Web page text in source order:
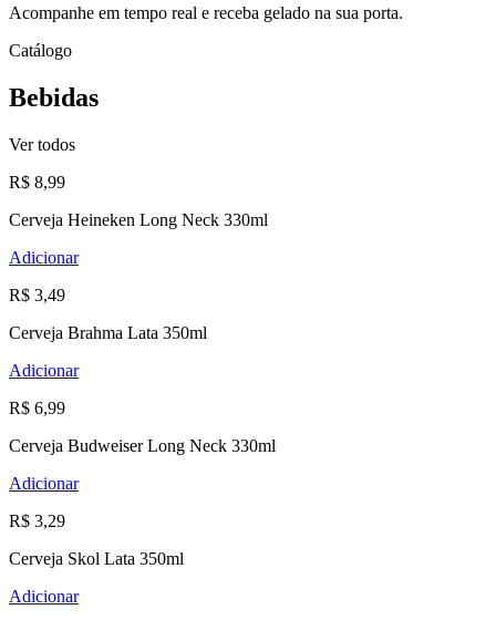
Acompanhe em tempo real e receba gelado na sua porta.
Catálogo
Bebidas
Ver todos
R$ 8,99
Cerveja Heineken Long Neck 330ml
Adicionar
R$ 3,49
Cerveja Brahma Lata 350ml
Adicionar
R$ 6,99
Cerveja Budweiser Long Neck 330ml
Adicionar
R$ 3,29
Cerveja Skol Lata 350ml
Adicionar